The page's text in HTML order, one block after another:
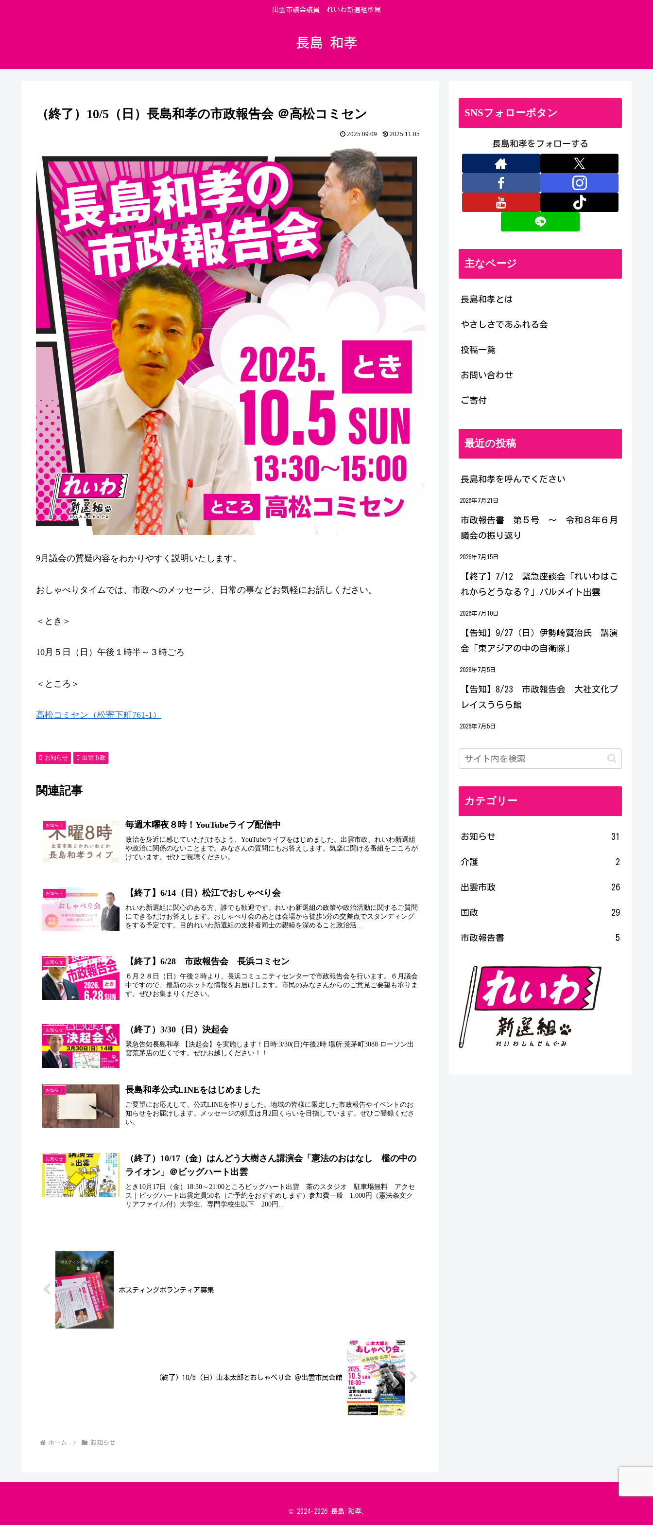
出雲市議会議員 れいわ新選組所属
長島 和孝
（終了）10/5（日）長島和孝の市政報告会 ＠高松コミセン
2025.09.09 2025.11.05
9月議会の質疑内容をわかりやすく説明いたします。
おしゃべりタイムでは、市政へのメッセージ、日常の事などお気軽にお話しください。
＜とき＞
10月５日（日）午後１時半～３時ごろ
＜ところ＞
高松コミセン（松寄下町761-1）
お知らせ 出雲市政
関連記事
お知らせ 毎週木曜夜８時！YouTubeライブ配信中
政治を身近に感じていただけるよう、YouTubeライブをはじめました。出雲市政、れいわ新選組
や政治に関係のないことまで。みなさんの質問にもお答えします。気楽に聞ける番組をこころが
けています。ぜひご視聴ください。
お知らせ 【終了】6/14（日）松江でおしゃべり会
れいわ新選組に関心のある方、誰でも歓迎です。れいわ新選組の政策や政治活動に関するご質問
にできるだけお答えします。おしゃべり会のあとは会場から徒歩5分の交差点でスタンディング
をする予定です。目的れいわ新選組の支持者同士の親睦を深めること政治活...
お知らせ 【終了】6/28 市政報告会 長浜コミセン
６月２８日（日）午後２時より、長浜コミュニティセンターで市政報告会を行います。６月議会
中ですので、最新のホットな情報をお届けします。市民のみなさんからのご意見ご要望も承りま
す。ぜひお集まりください。
お知らせ （終了）3/30（日）決起会
緊急告知長島和孝 【決起会】を実施します！日時:3/30(日)午後2時 場所:荒茅町3088 ローソン出
雲荒茅店の近くです。ぜひお越しください！！
お知らせ 長島和孝公式LINEをはじめました
ご要望にお応えして、公式LINEを作りました。地域の皆様に限定した市政報告やイベントのお
知らせをお届けします。メッセージの頻度は月2回くらいを目指しています。ぜひご登録くださ
い。
お知らせ
（終了）10/17（金）はんどう大樹さん講演会「憲法のおはなし 檻の中の
ライオン」＠ビッグハート出雲
とき10月17日（金）18:30～21:00ところビッグハート出雲 茶のスタジオ 駐車場無料 アクセ
ス｜ビッグハート出雲定員50名（ご予約をおすすめします）参加費一般 1,000円（憲法条文ク
リアファイル付）大学生、専門学校生以下 200円...
ポスティングボランティア募集
（終了）10/5（日）山本太郎とおしゃべり会 ＠出雲市民会館
ホーム お知らせ
SNSフォローボタン
長島和孝をフォローする
主なページ
長島和孝とは
やさしさであふれる会
投稿一覧
お問い合わせ
ご寄付
最近の投稿
長島和孝を呼んでください
2026年7月21日
市政報告書 第５号 ～ 令和８年６月
議会の振り返り
2026年7月15日
【終了】7/12 緊急座談会「れいわはこ
れからどうなる？」パルメイト出雲
2026年7月10日
【告知】9/27（日）伊勢崎賢治氏 講演
会「東アジアの中の自衛隊」
2026年7月5日
【告知】8/23 市政報告会 大社文化プ
レイスうらら館
2026年7月5日
カテゴリー
お知らせ 31
介護 2
出雲市政 26
国政 29
市政報告書 5
© 2024-2026 長島 和孝.